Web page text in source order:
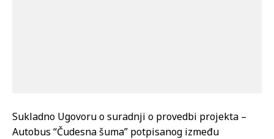
Sukladno Ugovoru o suradnji o provedbi projekta –
Autobus “Čudesna šuma” potpisanog između